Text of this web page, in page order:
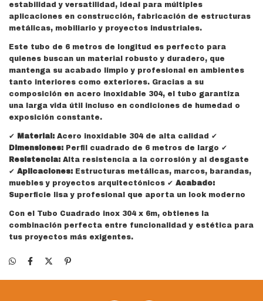
estabilidad y versatilidad, ideal para múltiples
aplicaciones en construcción, fabricación de estructuras
metálicas, mobiliario y proyectos industriales.
Este tubo de 6 metros de longitud es perfecto para
quienes buscan un material robusto y duradero, que
mantenga su acabado limpio y profesional en ambientes
tanto interiores como exteriores. Gracias a su
composición en acero inoxidable 304, el tubo garantiza
una larga vida útil incluso en condiciones de humedad o
exposición constante.
✔ Material: Acero inoxidable 304 de alta calidad ✔
Dimensiones: Perfil cuadrado de 6 metros de largo ✔
Resistencia: Alta resistencia a la corrosión y al desgaste
✔ Aplicaciones: Estructuras metálicas, marcos, barandas,
muebles y proyectos arquitectónicos ✔ Acabado:
Superficie lisa y profesional que aporta un look moderno
Con el Tubo Cuadrado inox 304 x 6m, obtienes la
combinación perfecta entre funcionalidad y estética para
tus proyectos más exigentes.